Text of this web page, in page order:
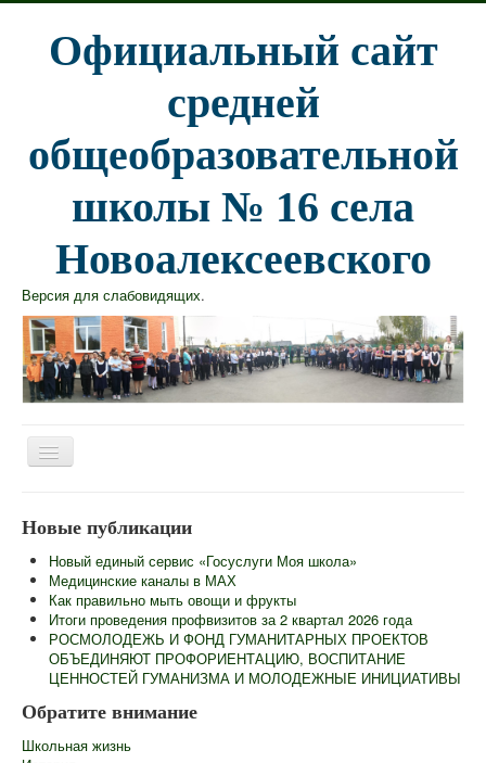
Официальный сайт
средней
общеобразовательной
школы № 16 села
Новоалексеевского
Версия для слабовидящих.
Сведения об образовательной организации
Информационная безопасность
Новости
Контакты
Центр "Точка Роста"
Педагогам
Новые публикации
Новый единый сервис «Госуслуги Моя школа»
Медицинские каналы в МАХ
Как правильно мыть овощи и фрукты
Итоги проведения профвизитов за 2 квартал 2026 года
РОСМОЛОДЕЖЬ И ФОНД ГУМАНИТАРНЫХ ПРОЕКТОВ
ОБЪЕДИНЯЮТ ПРОФОРИЕНТАЦИЮ, ВОСПИТАНИЕ
ЦЕННОСТЕЙ ГУМАНИЗМА И МОЛОДЕЖНЫЕ ИНИЦИАТИВЫ
Обратите внимание
Школьная жизнь